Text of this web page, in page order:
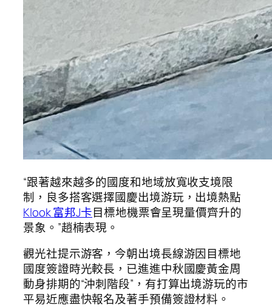
“跟著越來越多的國度和地域放寬收支境限
制，良多搭客選擇國慶出境游玩，出境熱點
Klook 富邦J卡目標地機票會呈現量價齊升的
景象。”趙楠表現。
觀光社提示游客，今朝出境長線游因目標地
國度簽證時光較長，已進進中秋國慶黃金周
動身排期的“沖刺階段”，有打算出境游玩的市
平易近應盡快報名及著手預備簽證材料。